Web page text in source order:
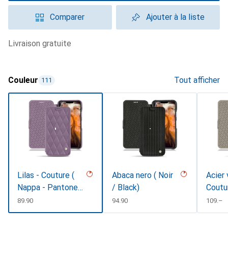
Comparer Ajouter à la liste
livraison gratuite
Couleur 111 Tout afficher
Lilas - Couture (
Nappa - Pantone
#b9a3e3 )
CHF
89.90
Abaca nero ( Noir
/ Black)
CHF
94.90
Acier
CHF
109.–